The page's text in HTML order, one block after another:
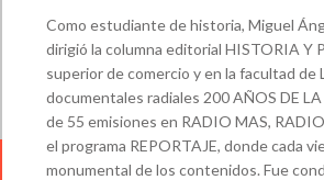
Como estudiante de historia, Miguel
dirigió la columna editorial HISTORIA Y
superior de comercio y en la facultad de
documentales radiales 200 AÑOS DE
de 55 emisiones en RADIO MAS,
el programa REPORTAJE, donde cada
monumental de los contenidos. Fue